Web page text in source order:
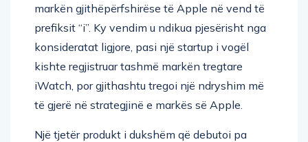
markën gjithëpërfshirëse të Apple në vend të
prefiksit “i”. Ky vendim u ndikua pjesërisht nga
konsideratat ligjore, pasi një startup i vogël
kishte regjistruar tashmë markën tregtare
iWatch, por gjithashtu tregoi një ndryshim më
të gjerë në strategjinë e markës së Apple.
Një tjetër produkt i dukshëm që debutoi pa